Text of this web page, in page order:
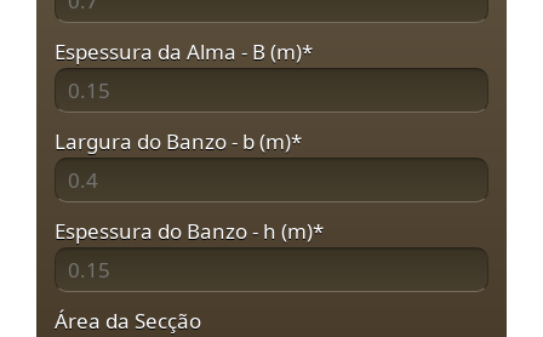
Espessura da Alma - B (m)*
Largura do Banzo - b (m)*
Espessura do Banzo - h (m)*
Área da Secção